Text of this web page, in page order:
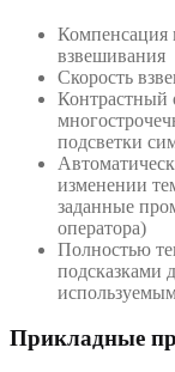
Компенсация
взвешивания
Скорость
Контрастный
подсветки
изменении
заданные
оператора)
Полностью
подсказками
Прикладные